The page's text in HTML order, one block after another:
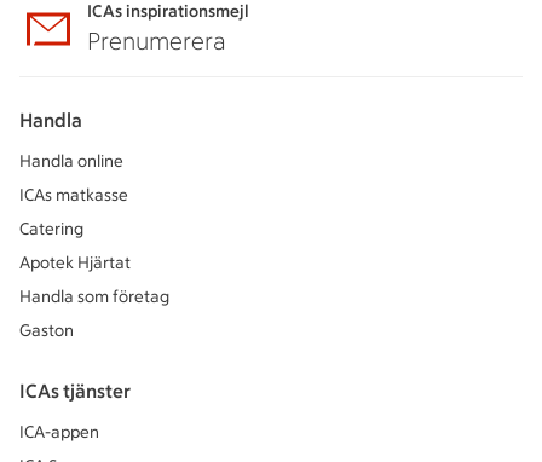
ICAs inspirationsmejl
Prenumerera
Handla
Handla online
ICAs matkasse
Catering
Apotek Hjärtat
Handla som företag
Gaston
ICAs tjänster
ICA-appen